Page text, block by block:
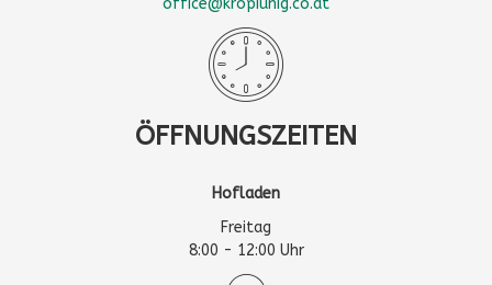
office@kropiunig.co.at
ÖFFNUNGSZEITEN
Hofladen
Freitag
8:00 - 12:00 Uhr